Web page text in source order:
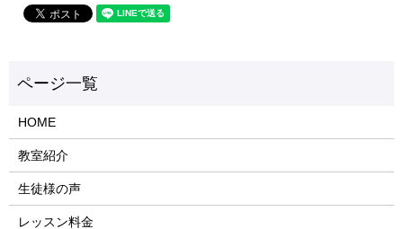
HOME
教室紹介
生徒様の声
レッスン料金